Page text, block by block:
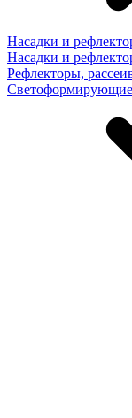
Насадки и
Насадки и
Рефлекторы,
Светоформирующие